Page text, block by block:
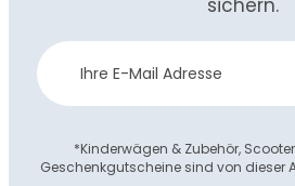
Newsletter
Anmeldung
*Kinderwägen & Zubehör,
Geschenkgutscheine sind von dieser